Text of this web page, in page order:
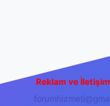
Reklam ve